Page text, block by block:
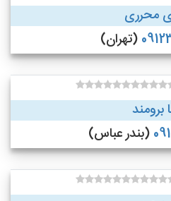
محرری
(تهران)
برومند
(بندر عباس)